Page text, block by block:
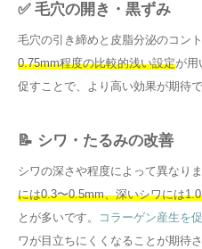
✅ 毛穴の開き・黒ずみ
毛穴の引き締めと皮脂分泌のコン
0.75mm程度の比較的浅い設定が用
促すことで、より高い効果が期待で
📝 シワ・たるみの改善
シワの深さや程度によって異なりま
には0.3〜0.5mm、深いシワには
とが多いです。
コラーゲン産生を
ワが目立ちにくくなることが期待さ